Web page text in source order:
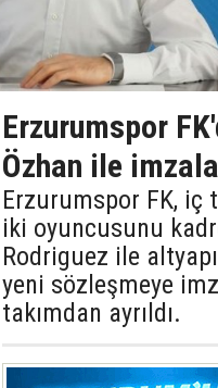
Erzurumspor
Özhan ile
Erzurumspor FK, iç
iki oyuncusunu
Rodriguez ile
yeni sözleşmeye
takımdan ayrıldı.